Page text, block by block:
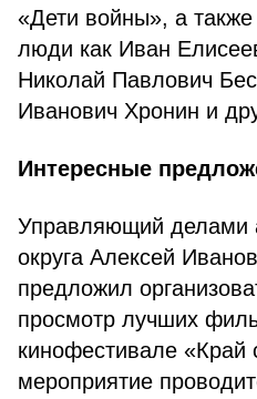
«Дети войны», а также
люди как Иван
Николай Павлович
Иванович Хронин и
Интересные
Управляющий делами
округа Алексей
предложил
просмотр лучших
кинофестивале «Край
мероприятие